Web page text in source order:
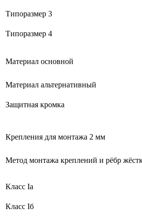
Типоразмер 3
Типоразмер 4
Материал основной
Материал альтернативный
Защитная кромка
Крепления для монтажа 2 мм
Метод монтажа креплений и рёбр
Класс Ia
Класс Iб